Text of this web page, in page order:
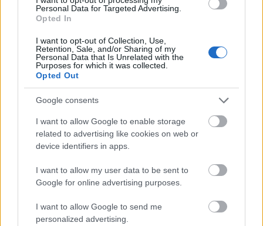
Personal Data for Targeted Advertising.
Opted In
I want to opt-out of Collection, Use,
Retention, Sale, and/or Sharing of my
Personal Data that Is Unrelated with the
Purposes for which it was collected.
Opted Out
Google consents
I want to allow Google to enable storage
related to advertising like cookies on web or
device identifiers in apps.
I want to allow my user data to be sent to
Google for online advertising purposes.
I want to allow Google to send me
personalized advertising.
Emiatt irtózni kell az élesztőtől? Nem. A helyén kell
kenyeret készíteni, tökéleteset nem.
Hagyományos, fél napos babusgatással lehet
tökéletes kenyeret készíteni, olcsót nem.
Tudjátok, miben van még sütőélesztő, és mi készül
“kamukovásszal”? A
csúcs-croissant-jai. Ja,
tésztához adnak egy kevés élesztőt,
náluk a poolish, ami pontosan egy hosszú érlelésű,
sokszor élesztős -Freyjánál vad- kovász. Rohadt jó
dolgok készülnek sütőélesztővel, jelzem. A liszt